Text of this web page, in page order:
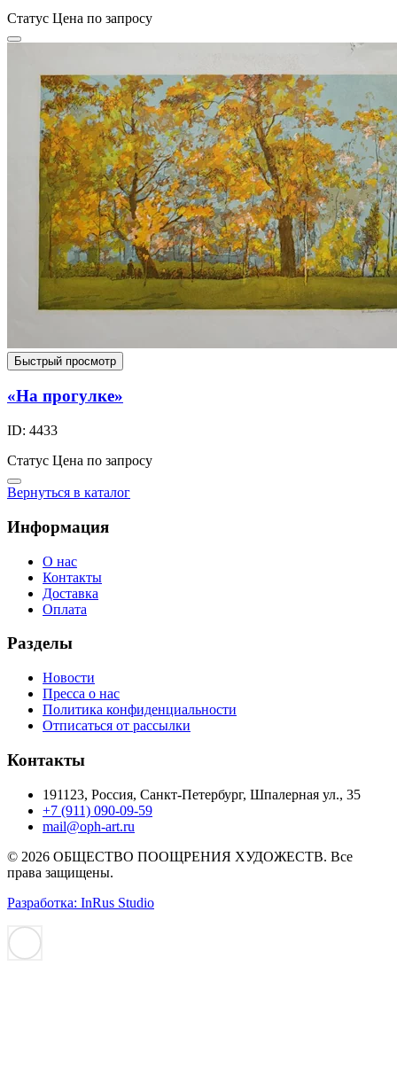
Статус Цена по запросу
Быстрый просмотр
«На прогулке»
ID: 4433
Статус Цена по запросу
Вернуться в каталог
Информация
О нас
Контакты
Доставка
Оплата
Разделы
Новости
Пресса о нас
Политика конфиденциальности
Отписаться от рассылки
Контакты
191123, Россия, Санкт-Петербург, Шпалерная ул., 35
+7 (911) 090-09-59
mail@oph-art.ru
© 2026 ОБЩЕСТВО ПООЩРЕНИЯ ХУДОЖЕСТВ. Все
права защищены.
Разработка: InRus Studio